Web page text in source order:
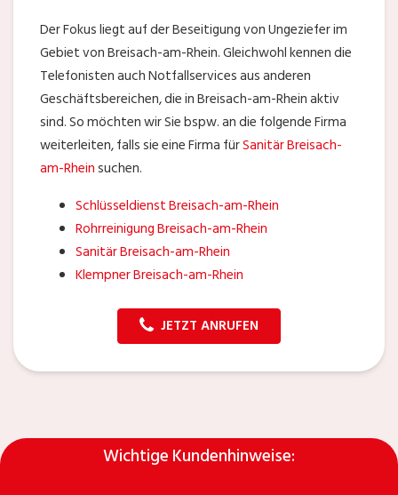
Der Fokus liegt auf der Beseitigung von Ungeziefer im
Gebiet von Breisach-am-Rhein. Gleichwohl kennen die
Telefonisten auch Notfallservices aus anderen
Geschäftsbereichen, die in Breisach-am-Rhein aktiv
sind. So möchten wir Sie bspw. an die folgende Firma
weiterleiten, falls sie eine Firma fürSanitär Breisach-
am-Rheinsuchen.
Schlüsseldienst Breisach-am-Rhein
Rohrreinigung Breisach-am-Rhein
Sanitär Breisach-am-Rhein
Klempner Breisach-am-Rhein
JETZT ANRUFEN
Wichtige Kundenhinweise: